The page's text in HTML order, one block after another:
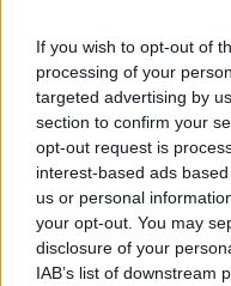
If you wish to opt-out of
processing of your
targeted advertising by
section to confirm your
opt-out request is
interest-based ads
us or personal
your opt-out. You may
disclosure of your
IAB’s list of downstream
MAGYARORSZÁG
TOVÁBBRA IS
Átfogó energetikai
kormány.